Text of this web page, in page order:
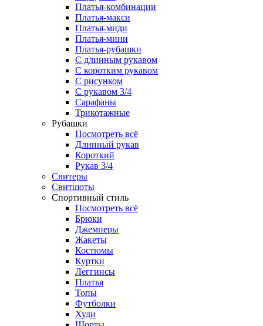
Платья-комбинации
Платья-макси
Платья-миди
Платья-мини
Платья-рубашки
С длинным рукавом
С коротким рукавом
С рисунком
С рукавом 3/4
Сарафаны
Трикотажные
Рубашки
Посмотреть всё
Длинный рукав
Короткий
Рукав 3/4
Свитеры
Свитшоты
Спортивный стиль
Посмотреть всё
Брюки
Джемперы
Жакеты
Костюмы
Куртки
Леггинсы
Платья
Топы
Футболки
Худи